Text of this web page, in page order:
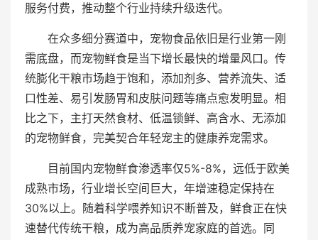
服务付费，推动整个行业持续升级迭代。
在众多细分赛道中，宠物食品依旧是行业第一刚
需底盘，而宠物鲜食是当下增长最快的增量风口。传
统膨化干粮市场趋于饱和，添加剂多、营养流失、适
口性差、易引发肠胃和皮肤问题等痛点愈发明显。相
比之下，主打天然食材、低温锁鲜、高含水、无添加
的宠物鲜食，完美契合年轻宠主的健康养宠需求。
目前国内宠物鲜食渗透率仅5%-8%，远低于欧美
成熟市场，行业增长空间巨大，年增速稳定保持在
30%以上。随着科学喂养知识不断普及，鲜食正在快
速替代传统干粮，成为高品质养宠家庭的首选。同